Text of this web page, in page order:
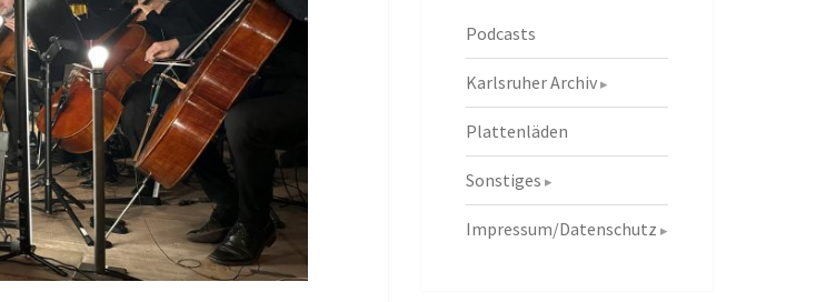
Podcasts
Karlsruher Archiv
Plattenläden
Sonstiges
Impressum/Datenschutz